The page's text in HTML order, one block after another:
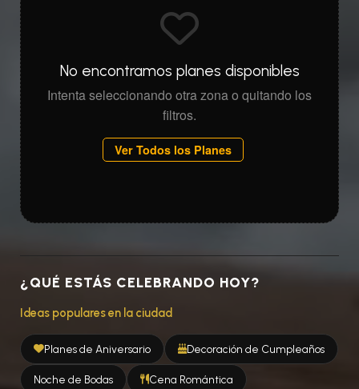
No encontramos planes disponibles
Intenta seleccionando otra zona o quitando los
filtros.
Ver Todos los Planes
¿QUÉ ESTÁS CELEBRANDO HOY?
Ideas populares en la ciudad
Planes de Aniversario Decoración de Cumpleaños
Noche de Bodas Cena Romántica